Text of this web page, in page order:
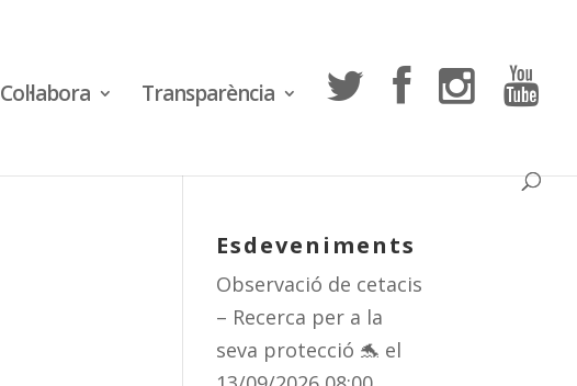
Col·labora Transparència
Esdeveniments
Observació de cetacis
– Recerca per a la
seva protecció 🐬 el